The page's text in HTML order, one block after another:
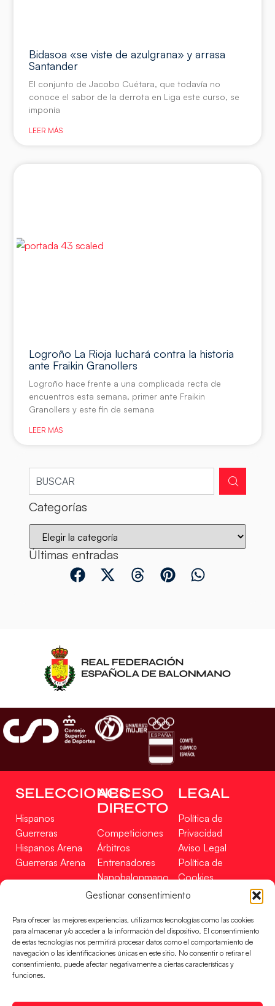
Gestionar consentimiento
Para ofrecer las mejores experiencias, utilizamos tecnologías como las cookies
para almacenar y/o acceder a la información del dispositivo. El consentimiento
de estas tecnologías nos permitirá procesar datos como el comportamiento de
navegación o las identificaciones únicas en este sitio. No consentir o retirar el
consentimiento, puede afectar negativamente a ciertas características y
funciones.
Bidasoa «se viste de azulgrana» y arrasa
Santander
El conjunto de Jacobo Cuétara, que todavía no
conoce el sabor de la derrota en Liga este curso, se
imponía
LEER MÁS
Logroño La Rioja luchará contra la historia
ante Fraikin Granollers
Logroño hace frente a una complicada recta de
encuentros esta semana, primer ante Fraikin
Granollers y este fin de semana
LEER MÁS
Categorías
Últimas entradas
SELECCIONES
Hispanos
Guerreras
Hispanos Arena
Guerreras Arena
ACCESO
DIRECTO
Competiciones
Árbitros
Entrenadores
Nanobalonmano
Tienda
LEGAL
Política de
Privacidad
Aviso Legal
Política de
Cookies
Mapa Web
Incidencias
CONTACTO
EN
FINANCIADO